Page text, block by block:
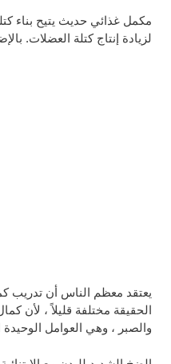
مكمل غذائي حديث يتيح بناء
لزيادة إنتاج كتلة العضلات.
يعتقد معظم الناس أن تدريب
الحقيقة مختلفة قليلاً ، لأن
والصبر ، وهي العوامل